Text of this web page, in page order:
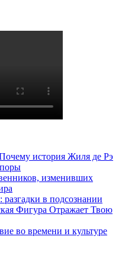
история Жиля де Рэ
изменивших
в подсознании
Фигура Отражает Твою
во времени и культуре